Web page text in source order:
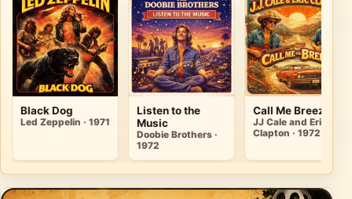
Black Dog
Led Zeppelin · 1971
Listen to the
Music
Doobie Brothers ·
1972
Call Me Breeze
JJ Cale and Eric
Clapton · 1972